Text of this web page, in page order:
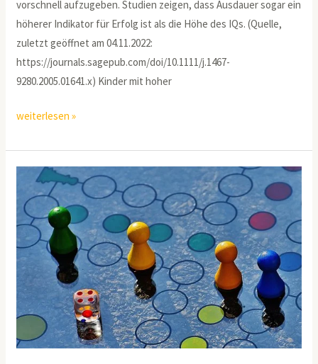
vorschnell aufzugeben. Studien zeigen, dass Ausdauer sogar ein
höherer Indikator für Erfolg ist als die Höhe des IQs. (Quelle,
zuletzt geöffnet am 04.11.2022:
https://journals.sagepub.com/doi/10.1111/j.1467-
9280.2005.01641.x) Kinder mit hoher
weiterlesen »
wirkst
Du
Aufmerksamkeitsstörungen
entgegen